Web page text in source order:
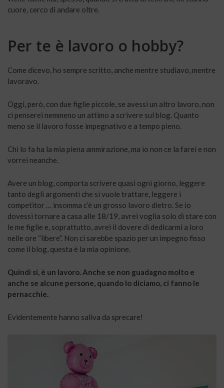
cuore, cerco di andare oltre.
Per te è lavoro o hobby?
Come dicevo, ho sempre scritto, anche mentre studiavo, mentre
lavoravo.
Oggi, però, con due figlie piccole, se avessi un altro lavoro, non
ci penserei nemmeno un attimo a scrivere sul blog. Quanto
meno se il lavoro fosse impegnativo e a tempo pieno.
Chi lo fa ha la mia piena ammirazione, ma io non ce la farei e non
vorrei neanche.
Avere un blog, comporta scrivere quasi ogni giorno, leggere
tanto degli argomenti che si vuole trattare, leggere i
competitor … insomma c’è un grosso lavoro dietro. Se io
dovessi tornare a casa alle 18/19, avrei voglia solo di stare con
le me figlie e, soprattutto, avrei il dovere di dedicarmi a loro
nelle ore “libere”. Non ci sarebbe spazio per un impegno fisso
come il blog, questa è la mia opinione.
Quindi si, è un lavoro. Anche se non guadagno molto e
anche se alcune persone, quando lo diciamo, ci fanno le
pernacchie.
Evidentemente hanno saliva da sprecare!